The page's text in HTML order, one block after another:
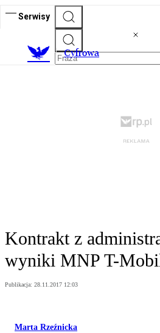
Serwisy
Cyfrowa
Kontrakt z
wyniki MNP T-
Publikacja: 28.11.2017 12:03
Marta Rzeźnicka